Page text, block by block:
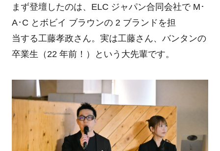
まず登壇したのは、ELC ジャパン合同会社で M･
A･C とボビイ ブラウンの 2 ブランドを担
当する工藤孝政さん。実は工藤さん、バンタンの
卒業生（22 年前！）という大先輩です。